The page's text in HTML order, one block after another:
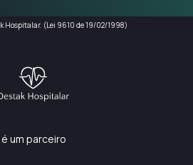
Hospitalar. (Lei 9610 de 19/02/1998)
é um parceiro